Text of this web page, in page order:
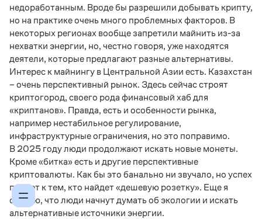
недоработанным. Вроде бы разрешили добывать крипту,
но на практике очень много проблемных факторов. В
некоторых регионах вообще запретили майнить из-за
нехватки энергии, но, честно говоря, уже находятся
деятели, которые предлагают разные альтернативы.
Интерес к майнингу в Центральной Азии есть. Казахстан
– очень перспективный рынок. Здесь сейчас строят
криптогород, своего рода финансовый хаб для
«криптанов». Правда, есть и особенности рынка,
например нестабильное регулирование,
инфраструктурные ограничения, но это поправимо.
В 2025 году люди продолжают искать новые монеты.
Кроме «битка» есть и другие перспективные
криптовалюты. Как бы это банально ни звучало, но успех
придет к тем, кто найдет «дешевую розетку». Еще я
считаю, что люди начнут думать об экологии и искать
альтернативные источники энергии.